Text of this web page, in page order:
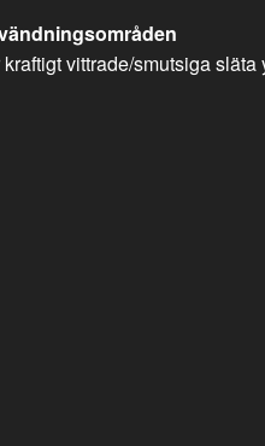
kraftigt vittrade/smutsiga släta